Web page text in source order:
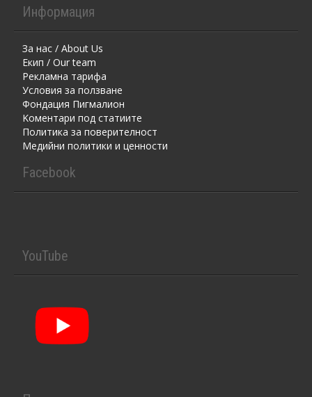
Информация
За нас / About Us
Екип / Our team
Рекламна тарифа
Условия за ползване
Фондация Пигмалион
Kоментaри под статиите
Политика за поверителност
Медийни политики и ценности
Facebook
YouTube